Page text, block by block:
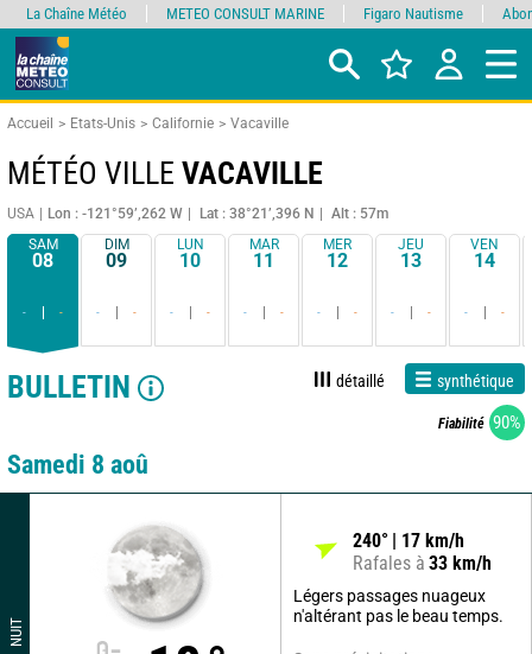
Accueil Etats-Unis Californie Vacaville
MÉTÉO VILLE VACAVILLE
USA Lon : -121°59’,262 W Lat : 38°21’,396 N
Alt : 57m
SAM
08
- -
DIM
09
- -
LUN
10
- -
MAR
11
- -
MER
12
- -
JEU
13
- -
VEN
14
- -
BULLETIN détaillé synthétique
Fiabilité 90%
Samedi 8 aoû
NUIT
240° 17 km/h
Rafales à 33 km/h
Légers passages nuageux
n'altérant pas le beau temps.
La Chaîne Météo METEO CONSULT MARINE Figaro Nautisme